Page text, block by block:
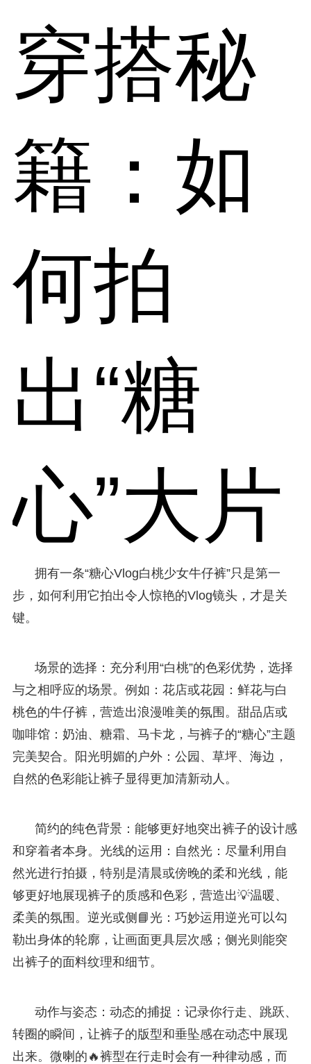
穿搭秘
籍：如
何拍
出“糖
心”大片
拥有一条“糖心Vlog白桃少女牛仔裤”只是第一
步，如何利用它拍出令人惊艳的Vlog镜头，才是关
键。
场景的选择：充分利用“白桃”的色彩优势，选择
与之相呼应的场景。例如：花店或花园：鲜花与白
桃色的牛仔裤，营造出浪漫唯美的氛围。甜品店或
咖啡馆：奶油、糖霜、马卡龙，与裤子的“糖心”主题
完美契合。阳光明媚的户外：公园、草坪、海边，
自然的色彩能让裤子显得更加清新动人。
简约的纯色背景：能够更好地突出裤子的设计感
和穿着者本身。光线的运用：自然光：尽量利用自
然光进行拍摄，特别是清晨或傍晚的柔和光线，能
够更好地展现裤子的质感和色彩，营造出💡温暖、
柔美的氛围。逆光或侧📘光：巧妙运用逆光可以勾
勒出身体的轮廓，让画面更具层次感；侧光则能突
出裤子的面料纹理和细节。
动作与姿态：动态的捕捉：记录你行走、跳跃、
转圈的瞬间，让裤子的版型和垂坠感在动态中展现
出来。微喇的🔥裤型在行走时会有一种律动感，而